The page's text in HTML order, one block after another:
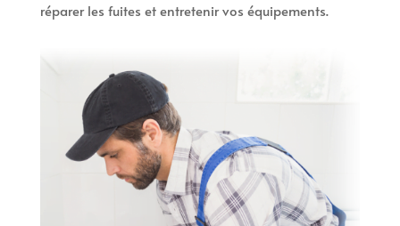
réparer les fuites et entretenir vos équipements.